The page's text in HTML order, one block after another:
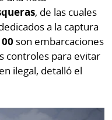
, de las cuales
a la captura
son embarcaciones
controles para evitar
ilegal, detalló el